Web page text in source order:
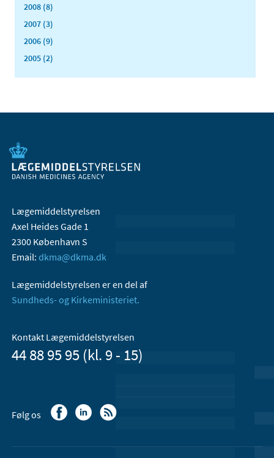
2008 (8)
2007 (3)
2006 (9)
2005 (2)
Lægemiddelstyrelsen
Axel Heides Gade 1
2300 København S
Email: dkma@dkma.dk
Lægemiddelstyrelsen er en del af
Sundheds- og Kirkeministeriet.
Kontakt Lægemiddelstyrelsen
44 88 95 95 (kl. 9 - 15)
Følg os